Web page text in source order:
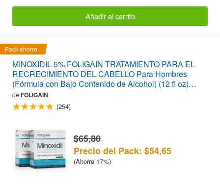
Añadir al carrito
Pack ahorro
MINOXIDIL 5% FOLIGAIN TRATAMIENTO PARA EL
RECRECIMIENTO DEL CABELLO Para Hombres
(Fórmula con Bajo Contenido de Alcohol) (12 fl oz)
360ml Suministro para 6 Meses
de FOLIGAIN
(254)
$65,80
Precio del Pack: $54,65
(Ahorre 17%)